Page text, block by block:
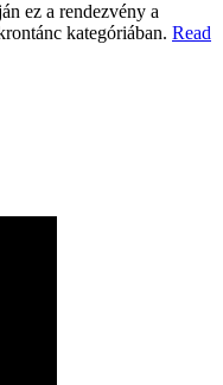
ez a rendezvény a
kategóriában. Read